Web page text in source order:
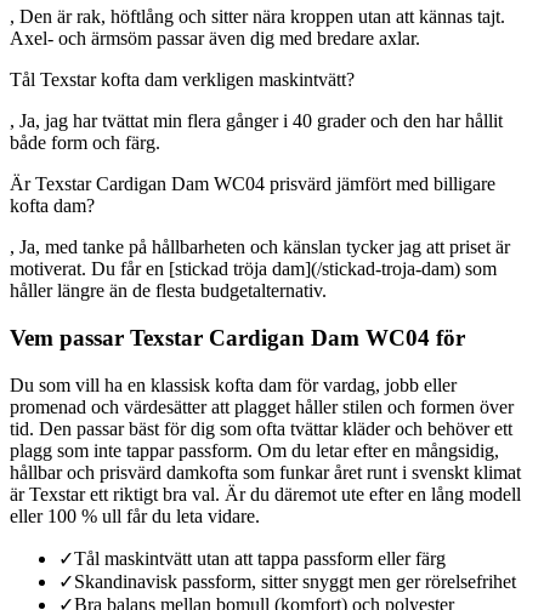
, Den är rak, höftlång och sitter nära kroppen utan att kännas tajt.
Axel- och ärmsöm passar även dig med bredare axlar.
Tål Texstar kofta dam verkligen maskintvätt?
, Ja, jag har tvättat min flera gånger i 40 grader och den har hållit
både form och färg.
Är Texstar Cardigan Dam WC04 prisvärd jämfört med billigare
kofta dam?
, Ja, med tanke på hållbarheten och känslan tycker jag att priset är
motiverat. Du får en [stickad tröja dam](/stickad-troja-dam) som
håller längre än de flesta budgetalternativ.
Vem passar Texstar Cardigan Dam WC04 för
Du som vill ha en klassisk kofta dam för vardag, jobb eller
promenad och värdesätter att plagget håller stilen och formen över
tid. Den passar bäst för dig som ofta tvättar kläder och behöver ett
plagg som inte tappar passform. Om du letar efter en mångsidig,
hållbar och prisvärd damkofta som funkar året runt i svenskt klimat
är Texstar ett riktigt bra val. Är du däremot ute efter en lång modell
eller 100 % ull får du leta vidare.
✓Tål maskintvätt utan att tappa passform eller färg
✓Skandinavisk passform, sitter snyggt men ger rörelsefrihet
✓Bra balans mellan bomull (komfort) och polyester